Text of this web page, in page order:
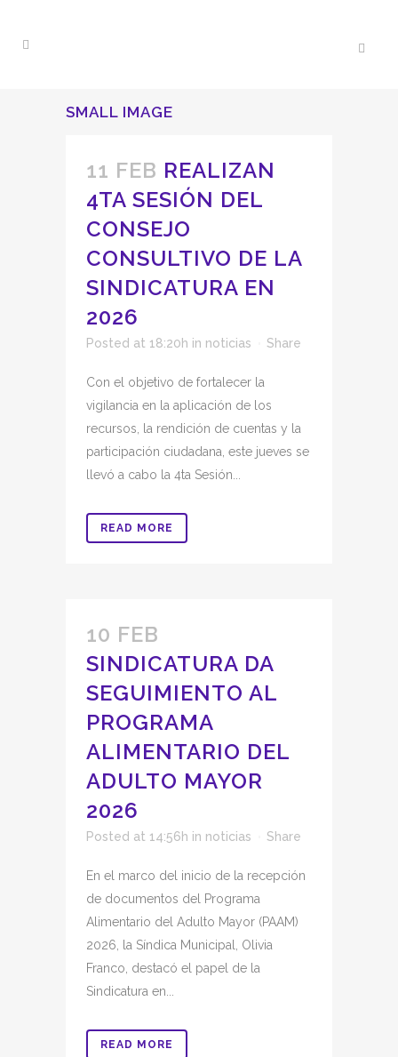
SMALL IMAGE
11 FEB REALIZAN
4TA SESIÓN DEL
CONSEJO
CONSULTIVO DE LA
SINDICATURA EN
2026
Posted at 18:20h in noticias Share
Con el objetivo de fortalecer la
vigilancia en la aplicación de los
recursos, la rendición de cuentas y la
participación ciudadana, este jueves se
llevó a cabo la 4ta Sesión...
READ MORE
10 FEB
SINDICATURA DA
SEGUIMIENTO AL
PROGRAMA
ALIMENTARIO DEL
ADULTO MAYOR
2026
Posted at 14:56h in noticias Share
En el marco del inicio de la recepción
de documentos del Programa
Alimentario del Adulto Mayor (PAAM)
2026, la Síndica Municipal, Olivia
Franco, destacó el papel de la
Sindicatura en...
READ MORE